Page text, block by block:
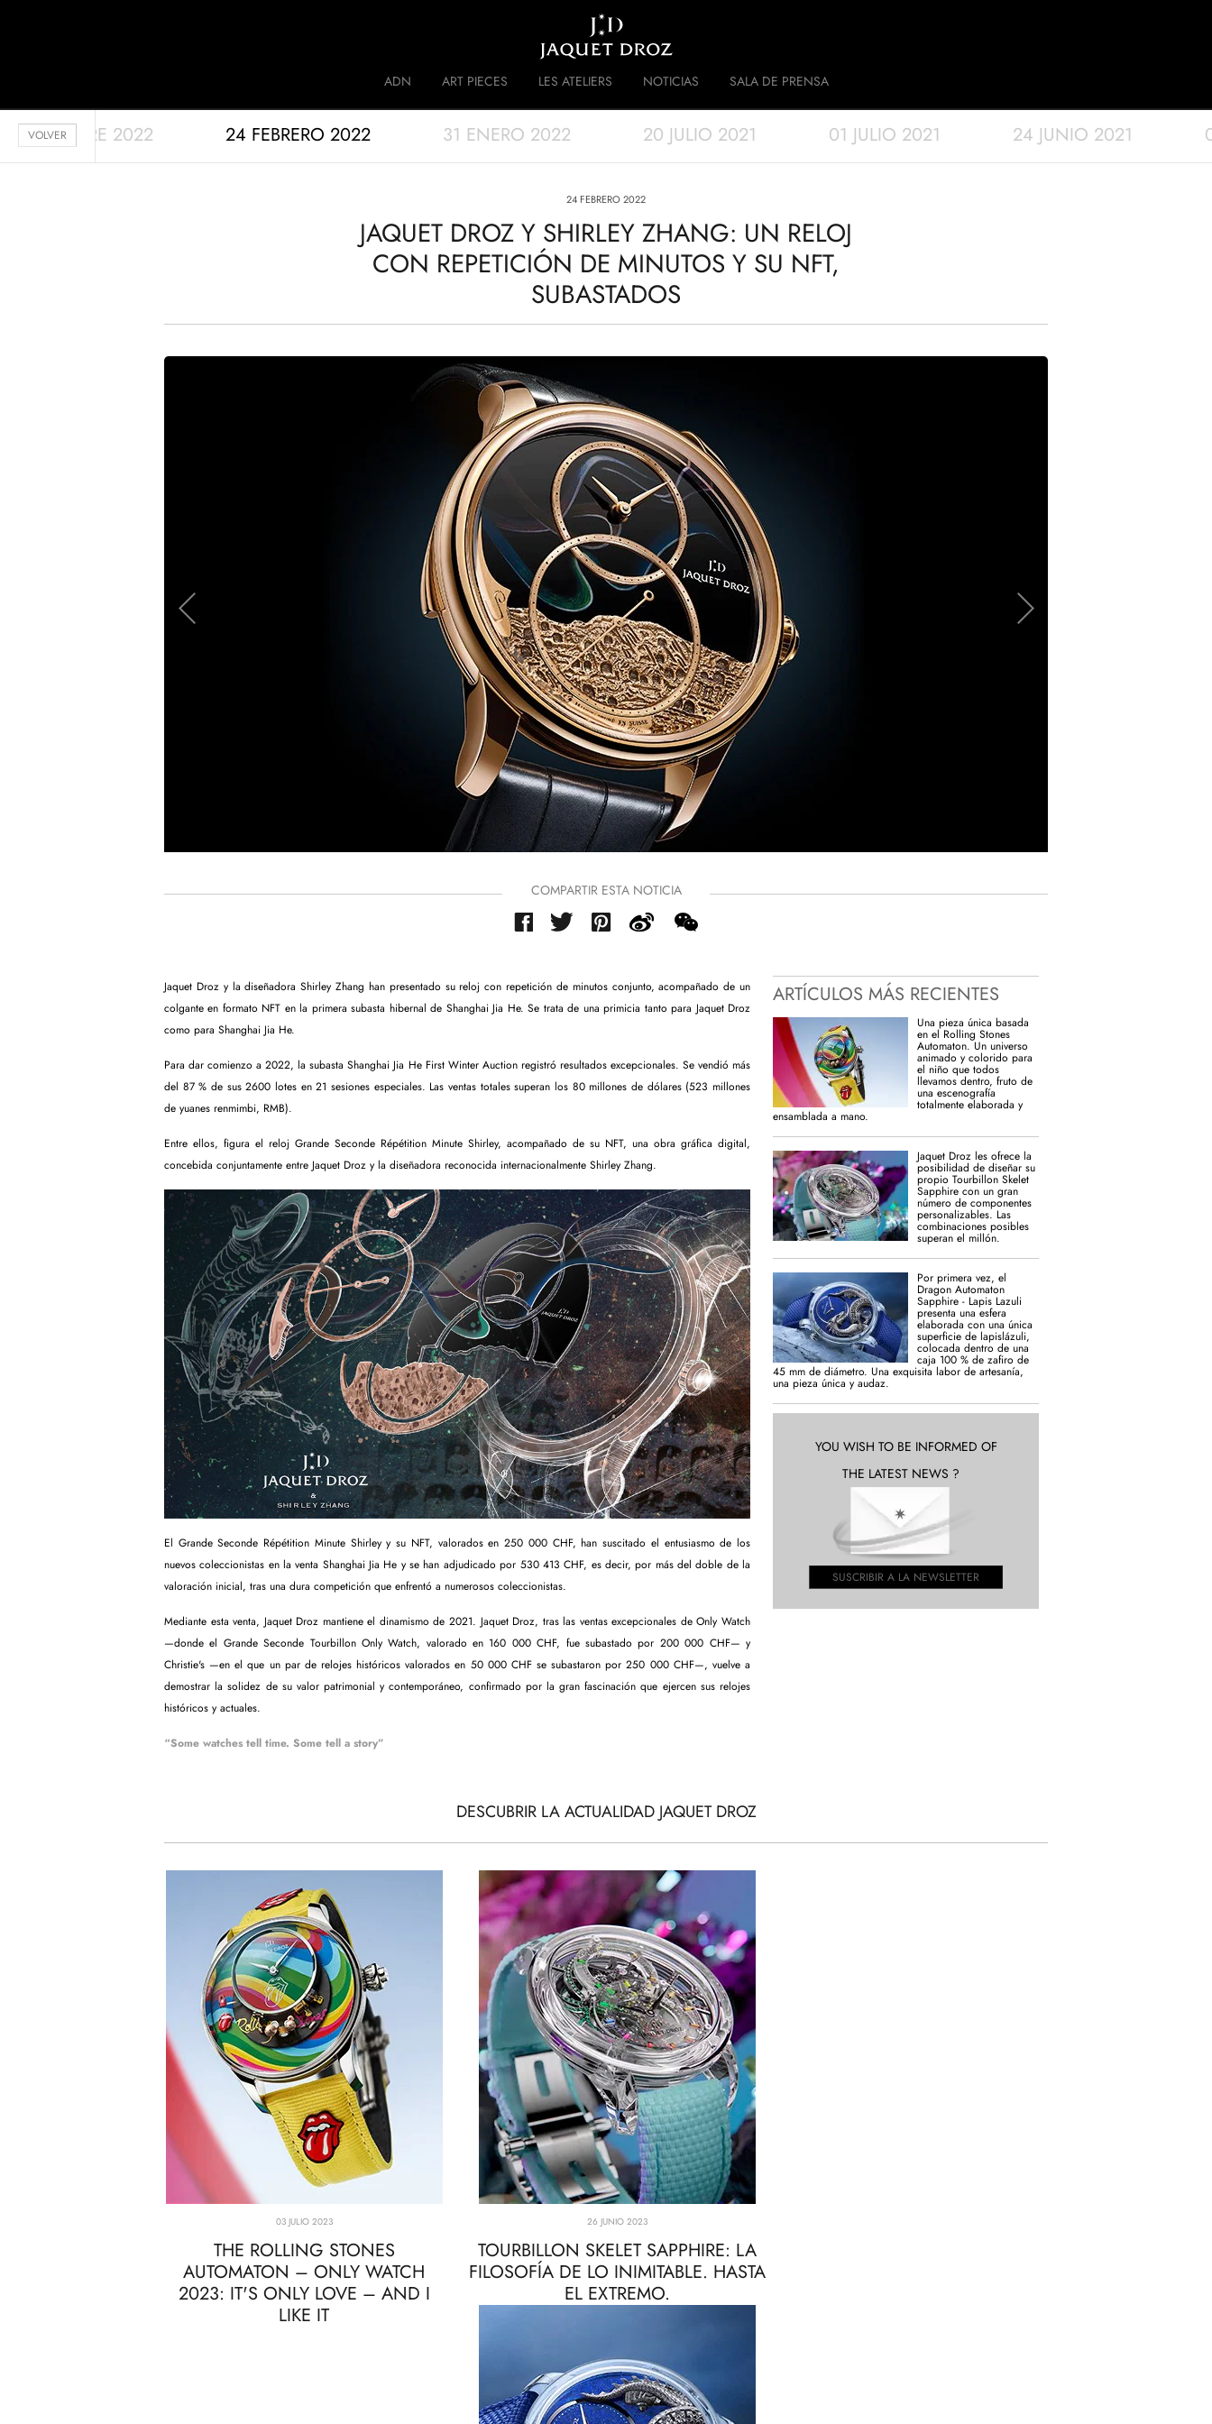
ADN
A DISRUPTIVE LEGACY HISTORIA
ART PIECES LES ATELIERS NOTICIAS SALA DE PRENSA
VOLVER
SEPTIEMBRE 2022 24 FEBRERO 2022 31 ENERO 2022 20 JULIO 2021 01 JULIO 2021 24 JUNIO 2021
24 FEBRERO 2022
JAQUET DROZ Y SHIRLEY ZHANG: UN RELOJ
CON REPETICIÓN DE MINUTOS Y SU NFT,
SUBASTADOS
COMPARTIR ESTA NOTICIA
Jaquet Droz y la diseñadora Shirley Zhang han presentado su reloj con repetición de minutos conjunto, acompañado de un
colgante en formato NFT en la primera subasta hibernal de Shanghai Jia He. Se trata de una primicia tanto para Jaquet Droz
como para Shanghai Jia He.
Para dar comienzo a 2022, la subasta Shanghai Jia He First Winter Auction registró resultados excepcionales. Se vendió más
del 87 % de sus 2600 lotes en 21 sesiones especiales. Las ventas totales superan los 80 millones de dólares (523 millones
de yuanes renmimbi, RMB).
Entre ellos, figura el reloj Grande Seconde Répétition Minute Shirley, acompañado de su NFT, una obra gráfica digital,
concebida conjuntamente entre Jaquet Droz y la diseñadora reconocida internacionalmente Shirley Zhang.
El Grande Seconde Répétition Minute Shirley y su NFT, valorados en 250 000 CHF, han suscitado el entusiasmo de los
nuevos coleccionistas en la venta Shanghai Jia He y se han adjudicado por 530 413 CHF, es decir, por más del doble de la
valoración inicial, tras una dura competición que enfrentó a numerosos coleccionistas.
Mediante esta venta, Jaquet Droz mantiene el dinamismo de 2021. Jaquet Droz, tras las ventas excepcionales de Only Watch
—donde el Grande Seconde Tourbillon Only Watch, valorado en 160 000 CHF, fue subastado por 200 000 CHF— y
Christie's —en el que un par de relojes históricos valorados en 50 000 CHF se subastaron por 250 000 CHF—, vuelve a
demostrar la solidez de su valor patrimonial y contemporáneo, confirmado por la gran fascinación que ejercen sus relojes
históricos y actuales.
“Some watches tell time. Some tell a story”
ARTÍCULOS MÁS RECIENTES
Una pieza única basada
en el Rolling Stones
Automaton. Un universo
animado y colorido para
el niño que todos
llevamos dentro, fruto de
una escenografía
totalmente elaborada y
ensamblada a mano.
Jaquet Droz les ofrece la
posibilidad de diseñar su
propio Tourbillon Skelet
Sapphire con un gran
número de componentes
personalizables. Las
combinaciones posibles
superan el millón.
Por primera vez, el
Dragon Automaton
Sapphire - Lapis Lazuli
presenta una esfera
elaborada con una única
superficie de lapislázuli,
colocada dentro de una
caja 100 % de zafiro de
45 mm de diámetro. Una exquisita labor de artesanía,
una pieza única y audaz.
YOU WISH TO BE INFORMED OF
THE LATEST NEWS ?
SUSCRIBIR A LA NEWSLETTER
DESCUBRIR LA ACTUALIDAD JAQUET DROZ
03 JULIO 2023
THE ROLLING STONES
AUTOMATON – ONLY WATCH
2023: IT'S ONLY LOVE – AND I
LIKE IT
26 JUNIO 2023
TOURBILLON SKELET SAPPHIRE: LA
FILOSOFÍA DE LO INIMITABLE. HASTA
EL EXTREMO.